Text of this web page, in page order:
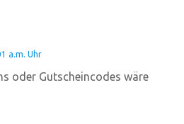
a.m. Uhr
oder Gutscheincodes wäre